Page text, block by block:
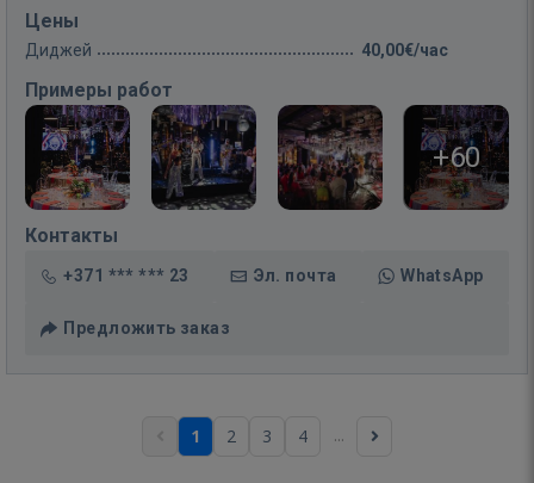
Цены
Диджей 40,00€/час
Примеры работ
+60
Контакты
+371 *** *** 23 Эл. почта WhatsApp
Предложить заказ
1 2 3 4 ...